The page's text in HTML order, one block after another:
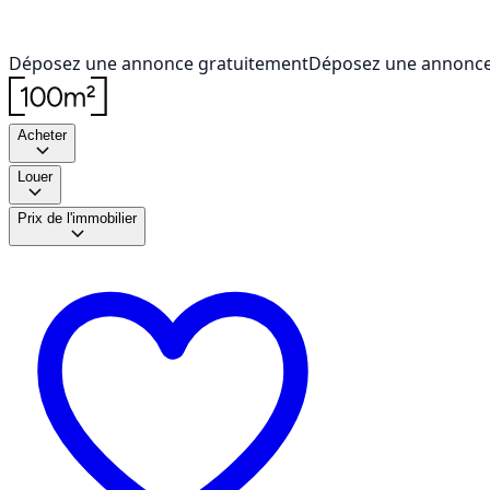
Déposez une annonce gratuitementDéposez une
Acheter
Louer
Prix de l'immobilier